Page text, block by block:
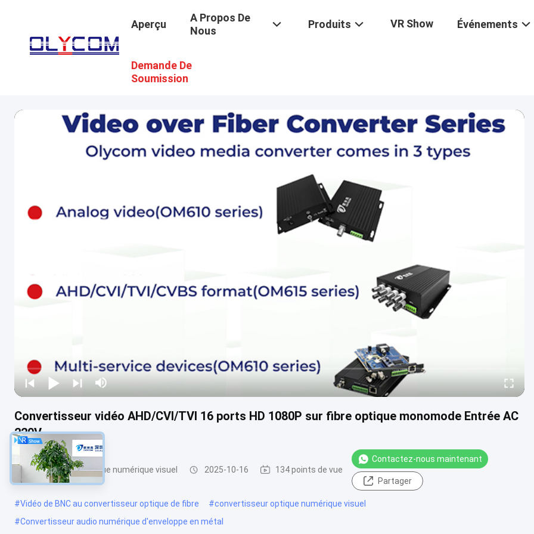
Aperçu
A Propos De
Nous
Produits VR Show Événements
Demande De
Soumission
Convertisseur vidéo AHD/CVI/TVI 16 ports HD 1080P sur fibre optique monomode Entrée AC
220V
convertisseur optique numérique visuel 2025-10-16 134 points de vue
Contactez-nous maintenant
Partager
#Vidéo de BNC au convertisseur optique de fibre #convertisseur optique numérique visuel
#Convertisseur audio numérique d'enveloppe en métal